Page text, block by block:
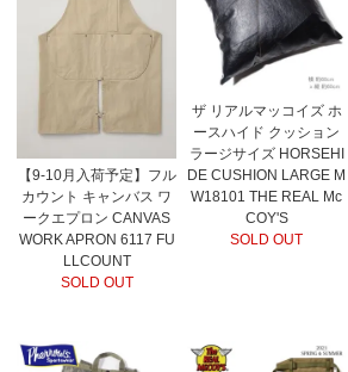
【9-10月入荷予定】フル
カウント キャンバス ワ
ークエプロン CANVAS
WORK APRON 6117 FU
LLCOUNT
SOLD OUT
ザ リアルマッコイズ ホ
ースハイド クッション
ラージサイズ HORSEHI
DE CUSHION LARGE M
W18101 THE REAL Mc
COY'S
SOLD OUT